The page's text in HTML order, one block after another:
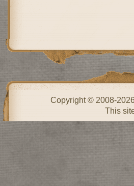
Copyright © 2008-
This